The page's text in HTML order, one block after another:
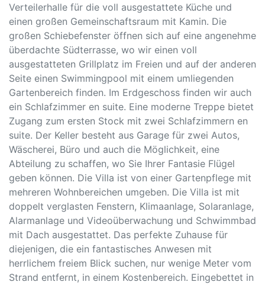
Verteilerhalle für die voll ausgestattete Küche und
einen großen Gemeinschaftsraum mit Kamin. Die
großen Schiebefenster öffnen sich auf eine angenehme
überdachte Südterrasse, wo wir einen voll
ausgestatteten Grillplatz im Freien und auf der anderen
Seite einen Swimmingpool mit einem umliegenden
Gartenbereich finden. Im Erdgeschoss finden wir auch
ein Schlafzimmer en suite. Eine moderne Treppe bietet
Zugang zum ersten Stock mit zwei Schlafzimmern en
suite. Der Keller besteht aus Garage für zwei Autos,
Wäscherei, Büro und auch die Möglichkeit, eine
Abteilung zu schaffen, wo Sie Ihrer Fantasie Flügel
geben können. Die Villa ist von einer Gartenpflege mit
mehreren Wohnbereichen umgeben. Die Villa ist mit
doppelt verglasten Fenstern, Klimaanlage, Solaranlage,
Alarmanlage und Videoüberwachung und Schwimmbad
mit Dach ausgestattet. Das perfekte Zuhause für
diejenigen, die ein fantastisches Anwesen mit
herrlichem freiem Blick suchen, nur wenige Meter vom
Strand entfernt, in einem Kostenbereich. Eingebettet in